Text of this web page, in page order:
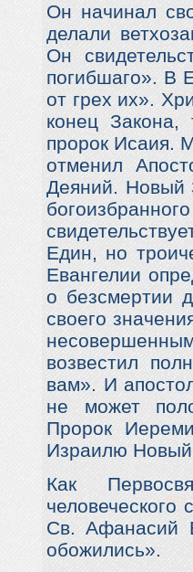
Он начинал
делали
Он
погибшаго». В
от грех их».
конец Закона,
пророк Исаия.
отменил
Деяний. Новый
Един, но
Евангелии
о безсмертии
своего
возвестил
вам». И
не может
Пророк
Израилю Новый
Как
человеческого
Св. Афанасий
обожились».